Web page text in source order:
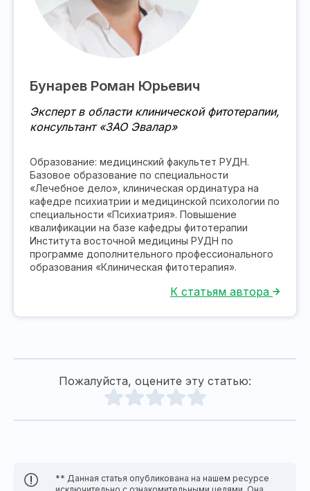
Бунарев Роман Юрьевич
Эксперт в области клинической фитотерапии,
консультант «ЗАО Эвалар»
Образование: медицинский факультет РУДН.
Базовое образование по специальности
«Лечебное дело», клиническая ординатура на
кафедре психиатрии и медицинской психологии по
специальности «Психиатрия». Повышение
квалификации на базе кафедры фитотерапии
Института восточной медицины РУДН по
программе дополнительного профессионального
образования «Клиническая фитотерапия».
К статьям автора
Пожалуйста, оцените эту статью:
** Данная статья опубликована на нашем ресурсе